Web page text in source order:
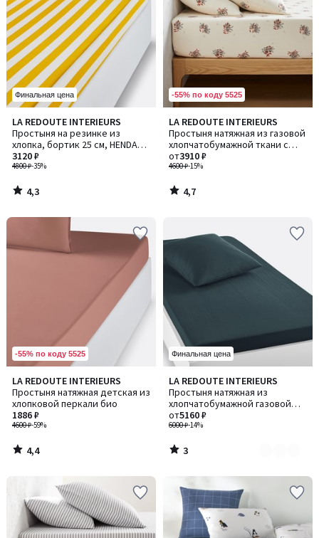
Финальная цена
LA REDOUTE INTERIEURS
Простыня на резинке из
хлопка, бортик 25 см, HENDAYE
JAUNE (цвет: жёлтый)
4800 ₽-35%
3120 ₽
4,3
/ 5
4,3
/
-55% по коду 5525
LA REDOUTE INTERIEURS
Простыня натяжная из газовой
хлопчатобумажной ткани с
клапаном 30 см, Monceaux /
Монсо
4600 ₽-15%
от3910 ₽
4,7
/ 5
4,7
/
-55% по коду 5525
LA REDOUTE INTERIEURS
Простыня натяжная детская из
хлопковой перкали био
4600 ₽-59%
1886 ₽
4,4
/ 5
4,4
/
Финальная цена
LA REDOUTE INTERIEURS
Простыня натяжная из
хлопчатобумажной газовой
6000 ₽-14%
от5160 ₽
3
/
5
Количество
цветов:
2
3
/